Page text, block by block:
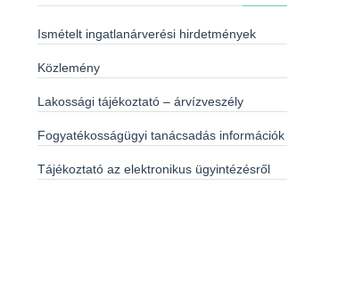
Ismételt ingatlanárverési hirdetmények
Közlemény
Lakossági tájékoztató – árvízveszély
Fogyatékosságügyi tanácsadás információk
Tájékoztató az elektronikus ügyintézésről